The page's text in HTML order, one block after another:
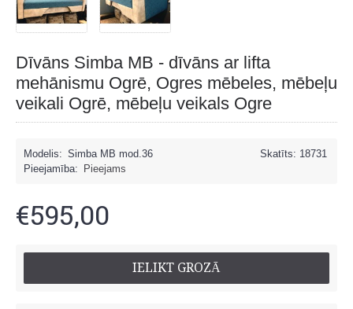
Dīvāns Simba MB - dīvāns ar lifta
mehānismu Ogrē, Ogres mēbeles, mēbeļu
veikali Ogrē, mēbeļu veikals Ogre
Skatīts: 18731
Modelis: Simba MB mod.36
Pieejamība:
Pieejams
€595,00
IELIKT GROZĀ